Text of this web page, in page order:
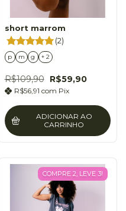
short marrom
(2)
p m g + 2
R$109,90 R$59,90
R$56,91 com Pix
ADICIONAR AO
CARRINHO
COMPRE 2, LEVE 3!